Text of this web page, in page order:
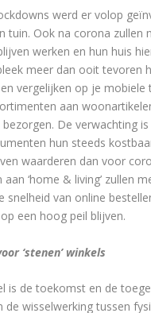
werd er volop
tuin. Ook na corona zullen
werken en hun huis
meer dan ooit tevoren
vergelijken op je mobiele
aan
De verwachting
hun steeds
waarderen dan voor
aan ‘home & living’ zullen
snelheid van online
een hoog peil blijven.
‘stenen’ winkels
is de toekomst en de
de wisselwerking tussen